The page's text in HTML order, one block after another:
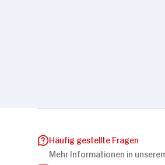
Häufig gestellte Fragen
Mehr Informationen in